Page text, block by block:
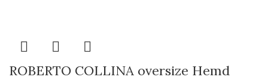
ROBERTO COLLINA oversize Hemd